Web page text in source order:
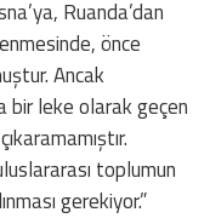
Ruanda’dan
önce
Ancak
bir leke olarak geçen
toplumun
gerekiyor.”